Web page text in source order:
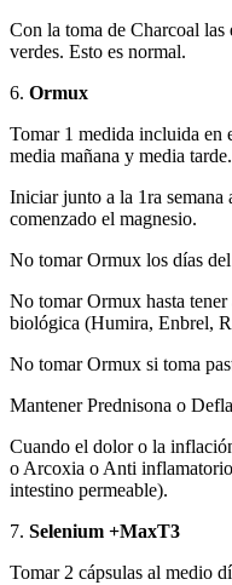
Con la toma de Charcoal las
verdes. Esto es normal.
6. Ormux
Tomar 1 medida incluida en
media mañana y media tarde.
Iniciar junto a la 1ra semana
comenzado el magnesio.
No tomar Ormux los días
No tomar Ormux hasta
biológica (Humira, Enbrel,
No tomar Ormux si toma
Mantener Prednisona o
Cuando el dolor o la
o Arcoxia o Anti inflamatorio
intestino permeable).
7. Selenium +MaxT3
Tomar 2 cápsulas al medio